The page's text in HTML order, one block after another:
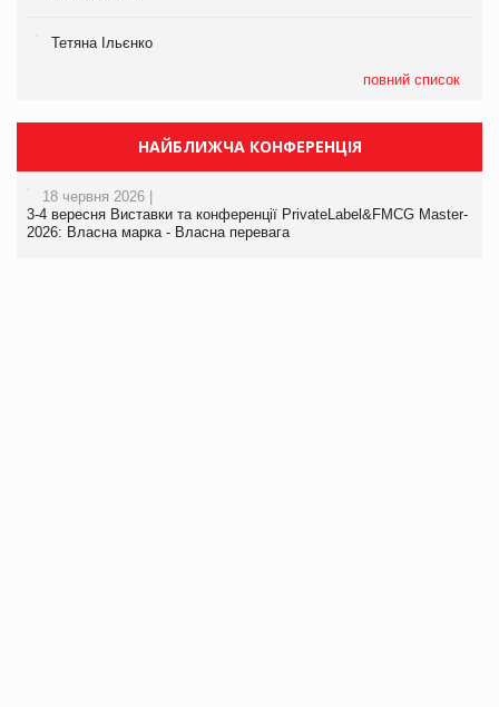
Тетяна Ільєнко
повний список
НАЙБЛИЖЧА КОНФЕРЕНЦІЯ
18 червня 2026 |
3-4 вересня Виставки та конференції PrivateLabel&FMCG Master-
2026: Власна марка - Власна перевага